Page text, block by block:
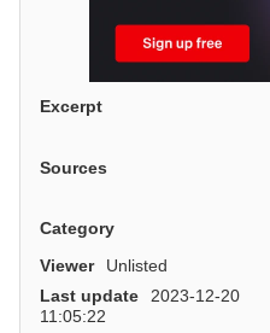
Excerpt
Sources
Category
Viewer
Unlisted
Last update
2023-12-20
11:05:22